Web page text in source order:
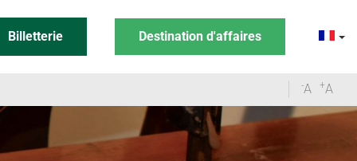
Billetterie Destination d'affaires
-A +A